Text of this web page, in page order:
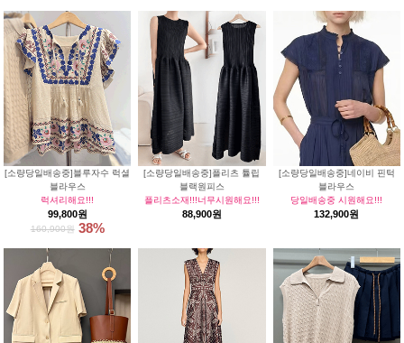
[소량당일배송중]블루자수 럭셜
블라우스
럭셔리해요!!!
99,800원
160,900원 38%
[소량당일배송중]플리츠 튤립
블랙원피스
플리츠소재!!!너무시원해요!!!
88,900원
[소량당일배송중]네이비 핀턱
블라우스
당일배송중 시원해요!!!
132,900원